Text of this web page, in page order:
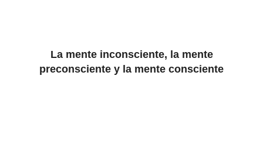
La mente inconsciente, la mente
preconsciente y la mente consciente